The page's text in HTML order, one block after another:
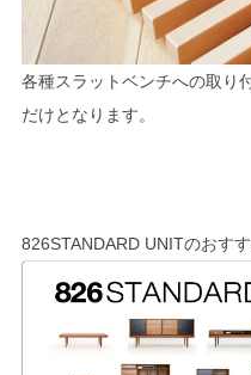
各種スラットベンチへの取り
だけとなります。
826STANDARD UNITのおす